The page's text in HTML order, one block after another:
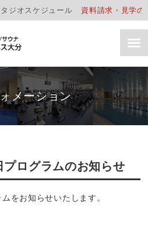
ジオスケジュール 資料請求・見学の
メーション
ログラムのお知らせ
をお知らせいたします。